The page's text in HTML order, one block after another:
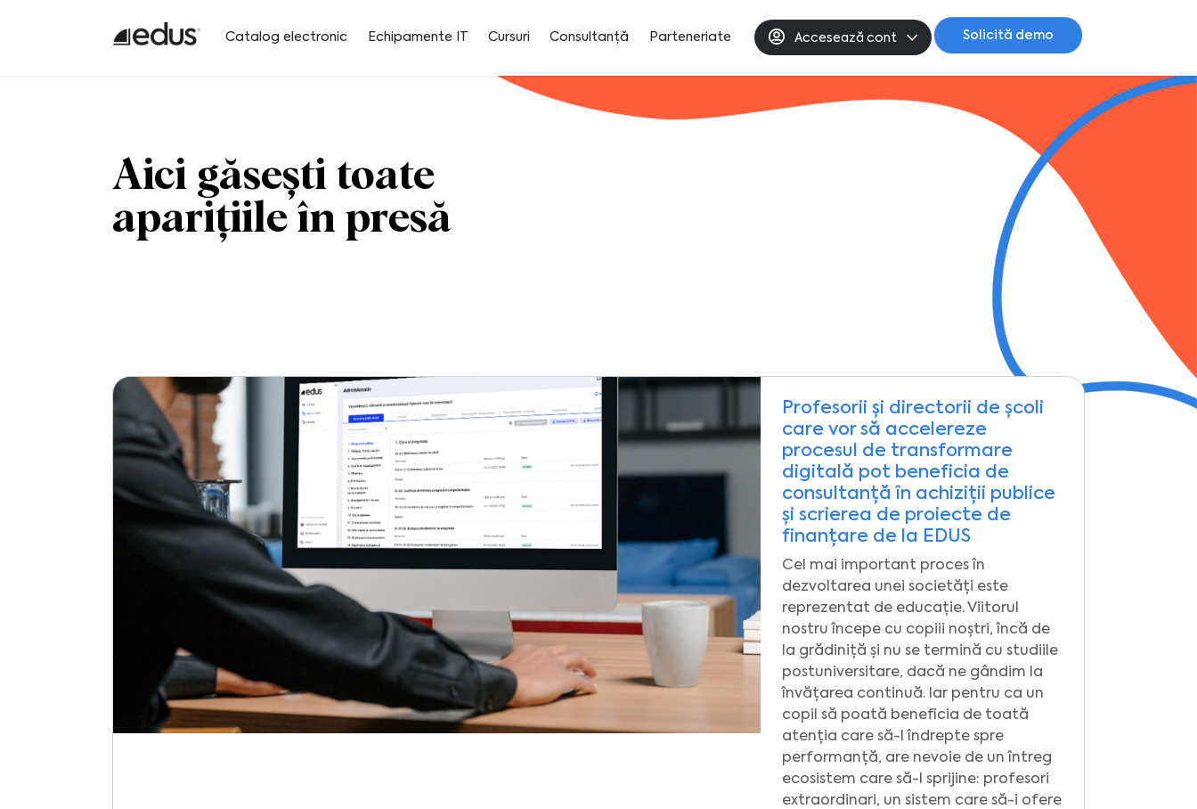
Catalog electronic Echipamente IT Cursuri Consultanță Parteneriate Accesează cont Solicită demo
Aici găsești toate
aparițiile în presă
Profesorii și directorii de școli
care vor să accelereze
procesul de transformare
digitală pot beneficia de
consultanță în achiziții publice
și scrierea de proiecte de
finanțare de la EDUS
Cel mai important proces în
dezvoltarea unei societăți este
reprezentat de educație. Viitorul
nostru începe cu copiii noștri, încă de
la grădiniță și nu se termină cu studiile
postuniversitare, dacă ne gândim la
învățarea continuă. Iar pentru ca un
copil să poată beneficia de toată
atenția care să-l îndrepte spre
performanță, are nevoie de un întreg
ecosistem care să-l sprijine: profesori
extraordinari, un sistem care să-i ofere